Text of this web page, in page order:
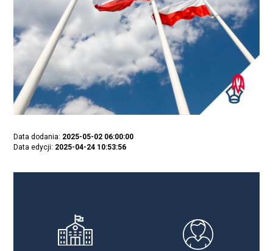
Data dodania: 2025-05-02 06:00:00
Data edycji: 2025-04-24 10:53:56